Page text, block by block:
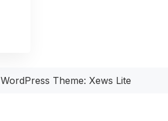
WordPress Theme: Xews Lite